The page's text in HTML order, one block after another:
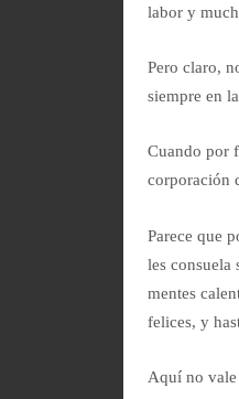
labor y
Pero claro,
siempre en
Cuando por
corporación
Parece que
les consuela
mentes
felices, y
Aquí no vale